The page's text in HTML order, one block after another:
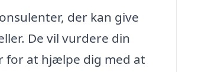
der kan give
De vil vurdere din
for at hjælpe dig med at